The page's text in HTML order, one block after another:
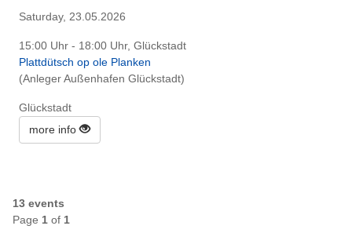
Saturday, 23.05.2026
15:00 Uhr - 18:00 Uhr, Glückstadt
Plattdütsch op ole Planken
(Anleger Außenhafen Glückstadt)
Glückstadt
more info
13 events
Page 1 of 1